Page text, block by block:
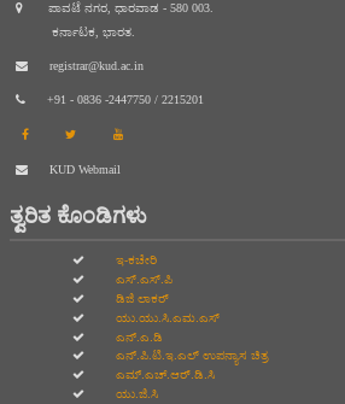
ಪಾವಟೆ ನಗರ, ಧಾರವಾಡ - 580 003.
ಕರ್ನಾಟಕ, ಭಾರತ.
registrar@kud.ac.in
+91 - 0836 -2447750 / 2215201
KUD Webmail
ತ್ವರಿತ ಕೊಂಡಿಗಳು
ಇ-ಕಚೇರಿ
ಎಸ್.ಎಸ್.ಪಿ
ಡಿಜಿ ಲಾಕರ್
ಯು.ಯು.ಸಿ.ಎಮ.ಎಸ್
ಎನ್.ಎ.ಡಿ
ಎನ್.ಪಿ.ಟಿ.ಇ.ಎಲ್‌ ಉಪನ್ಯಾಸ ಚಿತ್ರ
ಎಮ್.ಎಚ್.ಆರ್.ಡಿ.ಸಿ
ಯು.ಜಿ.ಸಿ